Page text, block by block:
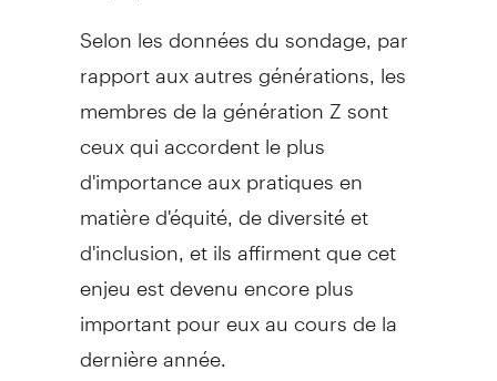
Selon les données du sondage, par
rapport aux autres générations, les
membres de la génération Z sont
ceux qui accordent le plus
d'importance aux pratiques en
matière d'équité, de diversité et
d'inclusion, et ils affirment que cet
enjeu est devenu encore plus
important pour eux au cours de la
dernière année.